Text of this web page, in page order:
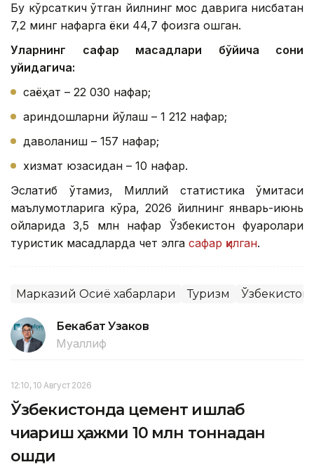
Бу кўрсаткич ўтган йилнинг мос даврига нисбатан
7,2 минг нафарга ёки 44,7 фоизга ошган.
Уларнинг сафар мақсадлари бўйича сони
қуйидагича:
саёҳат – 22 030 нафар;
қариндошларни йўқлаш – 1 212 нафар;
даволаниш – 157 нафар;
хизмат юзасидан – 10 нафар.
Эслатиб ўтамиз, Миллий статистика қўмитаси
маълумотларига кўра, 2026 йилнинг январь-июнь
ойларида 3,5 млн нафар Ўзбекистон фуқаролари
туристик мақсадларда чет элга сафар қилган.
Марказий Осиё хабарлари Туризм Ўзбекистон
Бекабат Узаков
Муаллиф
12:10, 10 Август 2026
Ўзбекистонда цемент ишлаб
чиқариш ҳажми 10 млн тоннадан
ошди